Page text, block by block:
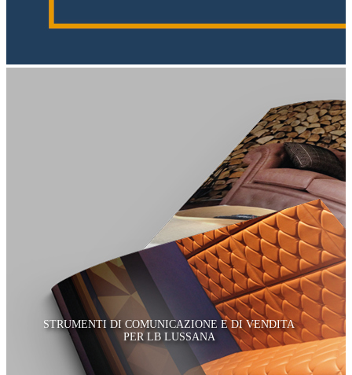
STRUMENTI DI COMUNICAZIONE E DI VENDITA
PER LB LUSSANA